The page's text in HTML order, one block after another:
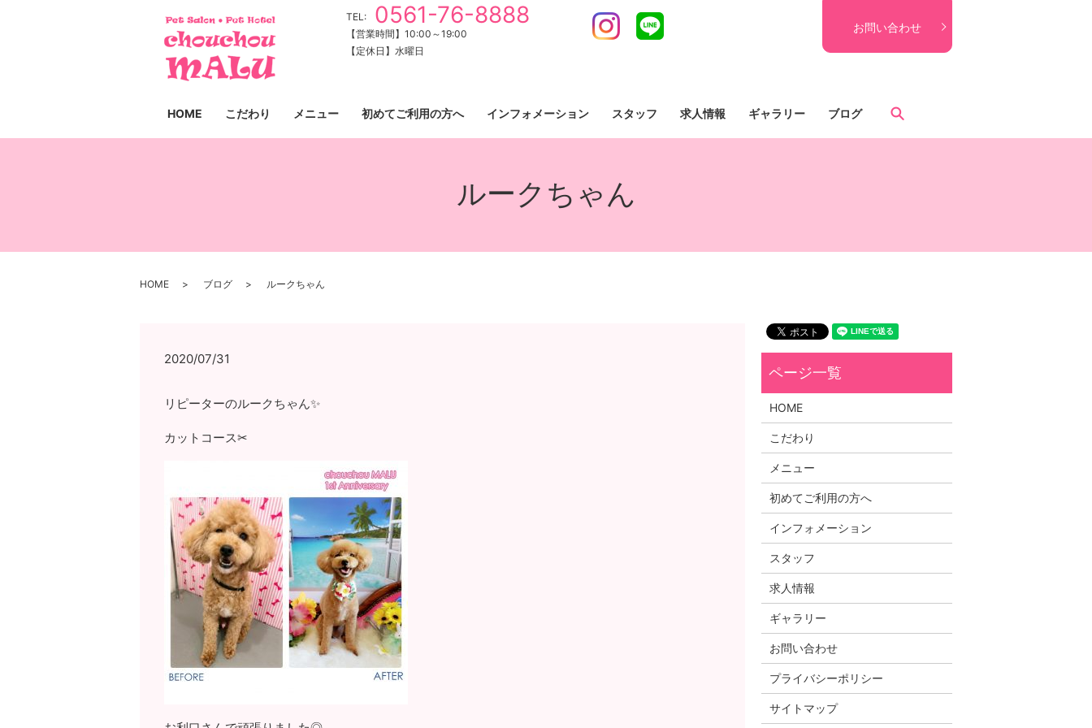
TEL: 0561-76-8888
【営業時間】10:00～19:00
【定休日】水曜日
Instagram お問い合わせ
HOME こだわり メニュー 初めてご利用の方へ インフォメーション スタッフ 求人情報 ギャラリー ブログ
ルークちゃん
HOME ブログ ルークちゃん
2020/07/31
リピーターのルークちゃん✨
カットコース✂
HOME
こだわり
メニュー
初めてご利用の方へ
インフォメーション
スタッフ
求人情報
ギャラリー
お問い合わせ
プライバシーポリシー
サイトマップ